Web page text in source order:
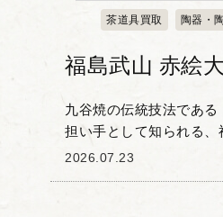
茶道具買取 陶器・
福島武山 赤絵
九谷焼の伝統技法である
担い手として知られる、
しま ぶざん、1944年-）
2026.07.23